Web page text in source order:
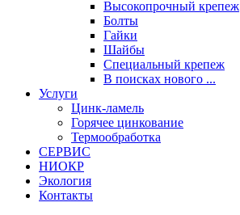
Высокопрочный крепеж
Болты
Гайки
Шайбы
Специальный крепеж
В поисках нового ...
Услуги
Цинк-ламель
Горячее цинкование
Термообработка
СЕРВИС
НИОКР
Экология
Контакты